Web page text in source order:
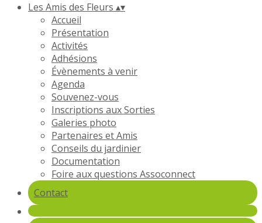
Les Amis des Fleurs ▴▾
Accueil
Présentation
Activités
Adhésions
Évènements à venir
Agenda
Souvenez-vous
Inscriptions aux Sorties
Galeries photo
Partenaires et Amis
Conseils du jardinier
Documentation
Foire aux questions Assoconnect
Contact